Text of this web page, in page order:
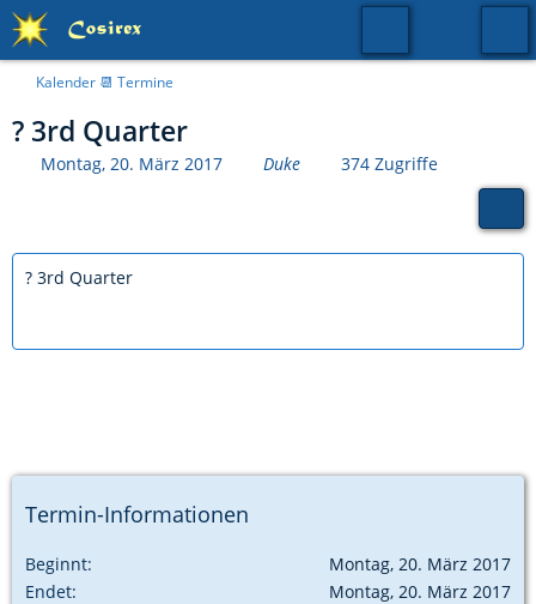
Kalender 📆 Termine
? 3rd Quarter
Montag, 20. März 2017 Duke 374 Zugriffe
? 3rd Quarter
Termin-Informationen
Beginnt
Montag, 20. März 2017
Endet
Montag, 20. März 2017